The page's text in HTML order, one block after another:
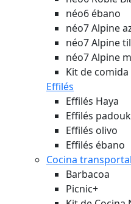
néo7 Alpine
néo7 Alpine
néo7 Alpine
Kit de
Effilés
Effilés Haya
Effilés padouk
Effilés olivo
Effilés ébano
Cocina
Barbacoa
Picnic+
Kit de Cocina